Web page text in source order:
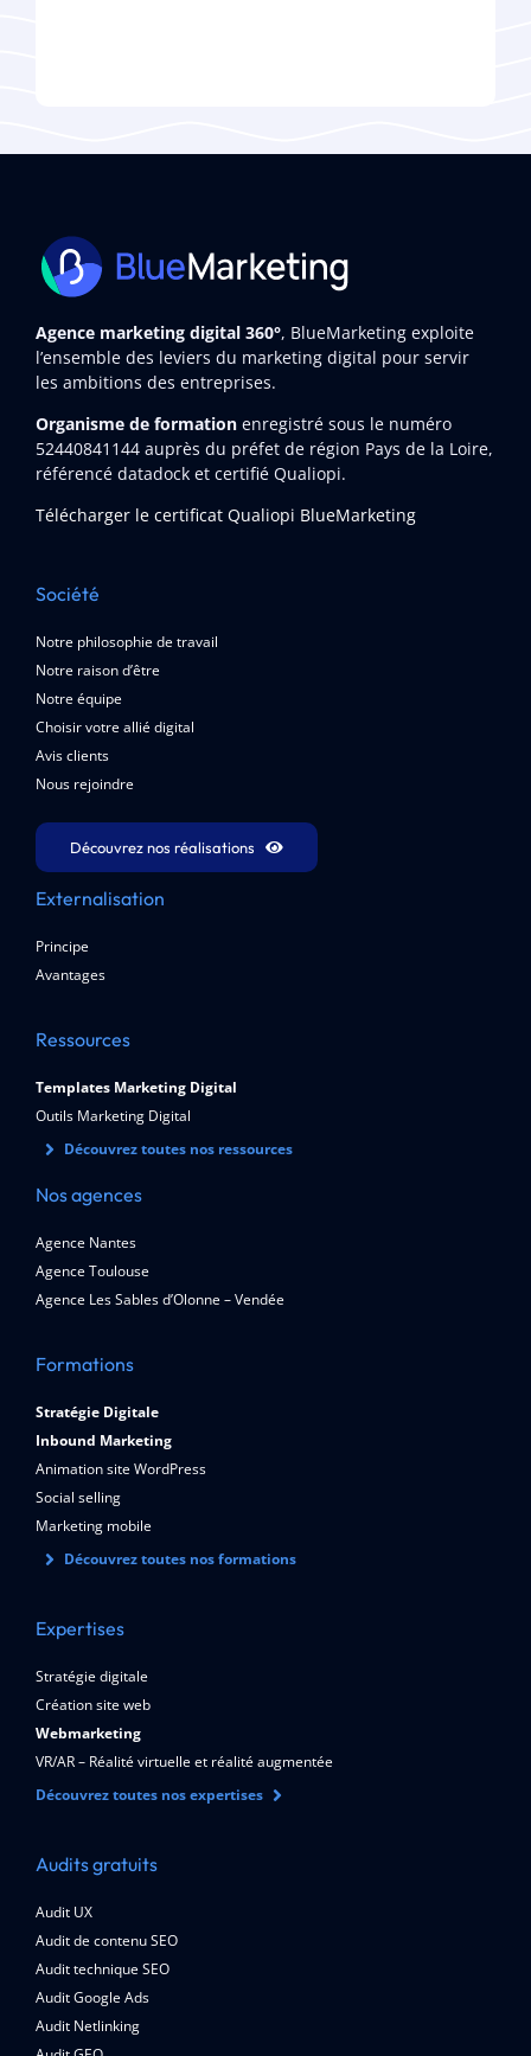
Agence marketing digital 360°, BlueMarketing exploite
l’ensemble des leviers du marketing digital pour servir
les ambitions des entreprises.
Organisme de formation enregistré sous le numéro
52440841144auprès du préfet de région Pays de la Loire,
référencé datadock et certifié Qualiopi.
Télécharger le certificat Qualiopi BlueMarketing
Société
Notre philosophie de travail
Notre raison d’être
Notre équipe
Choisir votre allié digital
Avis clients
Nous rejoindre
Découvrez nos réalisations
Externalisation
Principe
Avantages
Ressources
Templates Marketing Digital
Outils Marketing Digital
Découvrez toutes nos ressources
Nos agences
Agence Nantes
Agence Toulouse
Agence Les Sables d’Olonne – Vendée
Formations
Stratégie Digitale
Inbound Marketing
Animation site WordPress
Social selling
Marketing mobile
Découvrez toutes nos formations
Expertises
Stratégie digitale
Création site web
Webmarketing
VR/AR – Réalité virtuelle et réalité augmentée
Découvrez toutes nos expertises
Audits gratuits
Audit UX
Audit de contenu SEO
Audit technique SEO
Audit Google Ads
Audit Netlinking